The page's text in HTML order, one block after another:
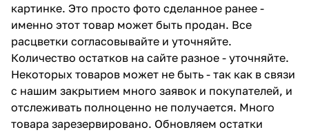
картинке. Это просто фото сделанное ранее -
именно этот товар может быть продан. Все
расцветки согласовывайте и уточняйте.
Количество остатков на сайте разное - уточняйте.
Некоторых товаров может не быть - так как в связи
с нашим закрытием много заявок и покупателей, и
отслеживать полноценно не получается. Много
товара зарезервировано. Обновляем остатки